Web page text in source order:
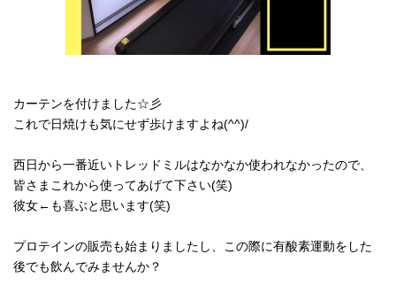
カーテンを付けました☆彡
これで日焼けも気にせず歩けますよね(^^)/
西日から一番近いトレッドミルはなかなか使われなかったので、
皆さまこれから使ってあげて下さい(笑)
彼女←も喜ぶと思います(笑)
プロテインの販売も始まりましたし、この際に有酸素運動をした
後でも飲んでみませんか？